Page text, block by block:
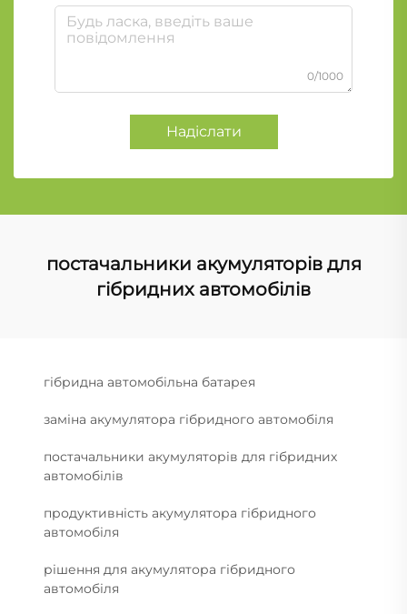
0/1000
Надіслати
постачальники акумуляторів для
гібридних автомобілів
гібридна автомобільна батарея
заміна акумулятора гібридного автомобіля
постачальники акумуляторів для гібридних
автомобілів
продуктивність акумулятора гібридного
автомобіля
рішення для акумулятора гібридного
автомобіля